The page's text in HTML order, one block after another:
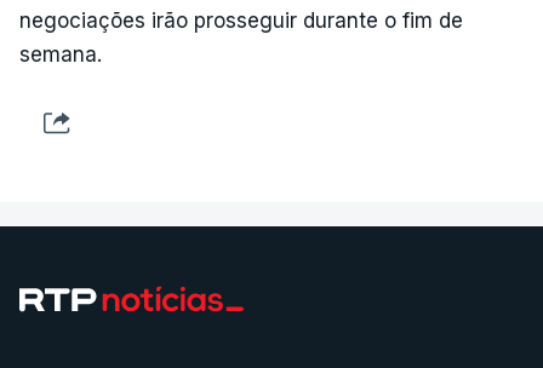
negociações irão prosseguir durante o fim de
semana.